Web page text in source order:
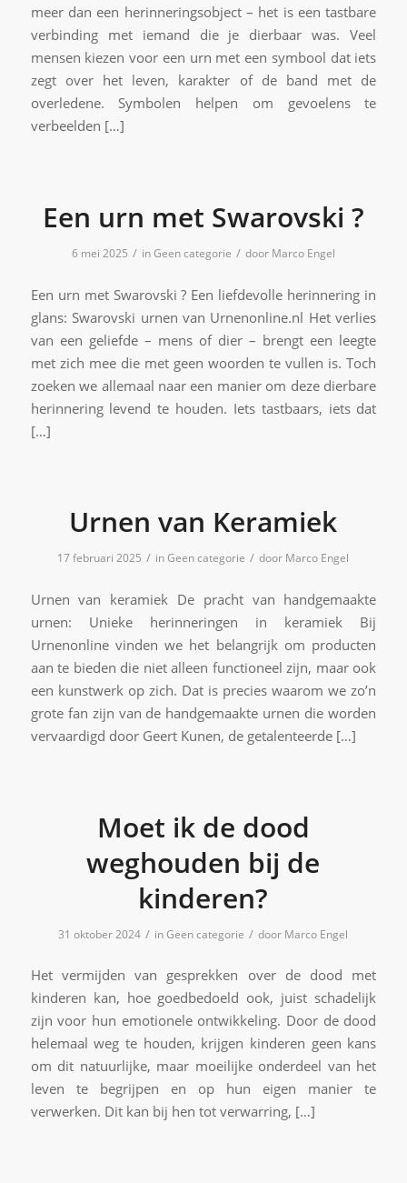
meer dan een herinneringsobject – het is een tastbare
verbinding met iemand die je dierbaar was. Veel
mensen kiezen voor een urn met een symbool dat iets
zegt over het leven, karakter of de band met de
overledene. Symbolen helpen om gevoelens te
verbeelden […]
Een urn met Swarovski ?
6 mei 2025 / inGeen categorie / door Marco Engel
Een urn met Swarovski ? Een liefdevolle herinnering in
glans: Swarovski urnen van Urnenonline.nl Het verlies
van een geliefde – mens of dier – brengt een leegte
met zich mee die met geen woorden te vullen is. Toch
zoeken we allemaal naar een manier om deze dierbare
herinnering levend te houden. Iets tastbaars, iets dat
[…]
Urnen van Keramiek
17 februari 2025 / inGeen categorie / door Marco Engel
Urnen van keramiek De pracht van handgemaakte
urnen: Unieke herinneringen in keramiek Bij
Urnenonline vinden we het belangrijk om producten
aan te bieden die niet alleen functioneel zijn, maar ook
een kunstwerk op zich. Dat is precies waarom we zo’n
grote fan zijn van de handgemaakte urnen die worden
vervaardigd door Geert Kunen, de getalenteerde […]
Moet ik de dood
weghouden bij de
kinderen?
31 oktober 2024 / inGeen categorie / door Marco Engel
Het vermijden van gesprekken over de dood met
kinderen kan, hoe goedbedoeld ook, juist schadelijk
zijn voor hun emotionele ontwikkeling. Door de dood
helemaal weg te houden, krijgen kinderen geen kans
om dit natuurlijke, maar moeilijke onderdeel van het
leven te begrijpen en op hun eigen manier te
verwerken. Dit kan bij hen tot verwarring, […]